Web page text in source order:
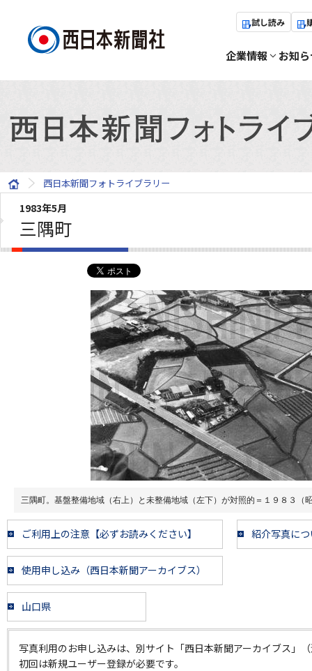
試し読み
企業情報 お知
西日本新聞フォトライブラリー
1983年5月
三隅町
三隅町。基盤整備地域（右上）と未整備地域（左下）が対照的＝１９８３（
ご利用上の注意【必ずお読みください】 紹介写真に
使用申し込み（西日本新聞アーカイブス）
山口県
写真利用のお申し込みは、別サイト「西日本新聞アーカイブス」
初回は新規ユーザー登録が必要です。